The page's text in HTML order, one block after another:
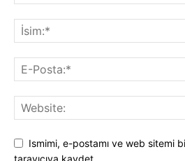
Ismimi, e-postamı ve web sitemi